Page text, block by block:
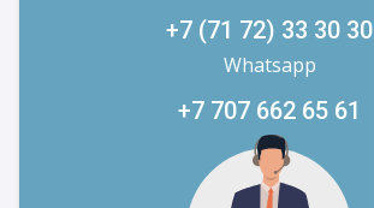
+7 (71 72) 33 30 30
Whatsapp
+7 707 662 65 61